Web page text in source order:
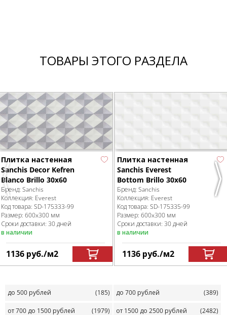
ТОВАРЫ ЭТОГО РАЗДЕЛА
Previous
Плитка настенная
Sanchis Decor Kefren
Blanco Brillo 30x60
Бренд: Sanchis
Коллекция: Everest
Код товара: SD-175333-99
Размер: 600x300 мм
Сроки доставки: 30 дней
в наличии
1136 руб./м2
Плитка настенная
Sanchis Everest
Bottom Brillo 30x60
Бренд: Sanchis
Коллекция: Everest
Код товара: SD-175335-99
Размер: 600x300 мм
Сроки доставки: 30 дней
в наличии
1136 руб./м2
до 500 рублей (185) до 700 рублей (389)
от 700 до 1500 рублей (1979) от 1500 до 2500 рублей (2482)